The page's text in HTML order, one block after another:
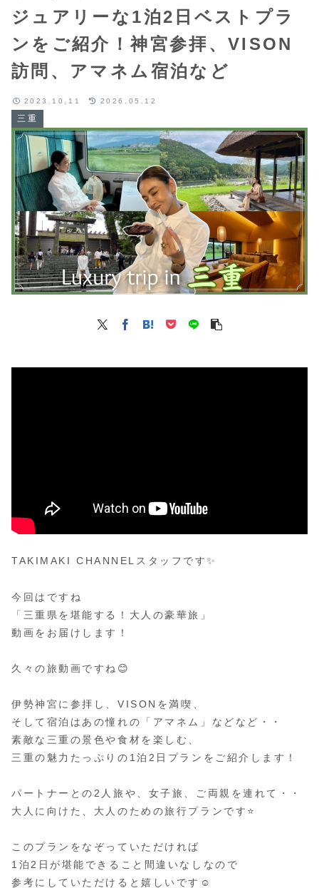
ジュアリーな1泊2日ベストプラ
ンをご紹介！神宮参拝、VISON
訪問、アマネム宿泊など
三重
2023.10.11 2026.05.12
TAKIMAKI CHANNELスタッフです✨
今回はですね
「三重県を堪能する！大人の豪華旅」
動画をお届けします！
久々の旅動画ですね😊
伊勢神宮に参拝し、VISONを満喫、
そして宿泊はあの憧れの「アマネム」などなど・・
素敵な三重の景色や食材を楽しむ、
三重の魅力たっぷりの1泊2日プランをご紹介します！
パートナーとの2人旅や、女子旅、ご両親を連れて・・
大人に向けた、大人のための旅行プランです⭐️
このプランをなぞっていただければ
1泊2日が堪能できること間違いなしなので
参考にしていただけると嬉しいです☺️